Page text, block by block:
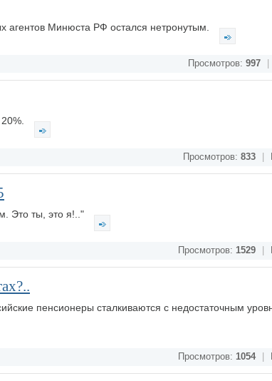
агентов Минюста РФ остался нетронутым.
Просмотров: 997
Просмотров: 833
Это ты, это я!.."
Просмотров: 1529
пенсионеры сталкиваются с недостаточным
Просмотров: 1054